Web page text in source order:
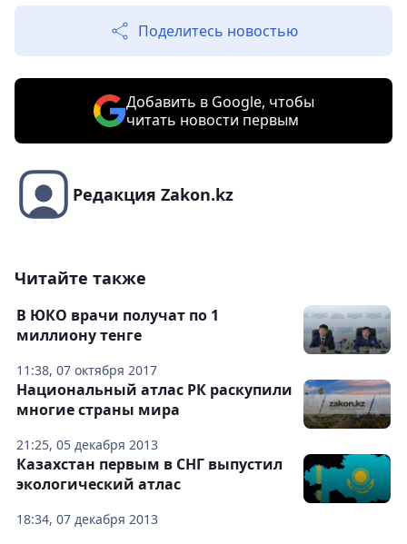
Поделитесь новостью
Добавить в Google, чтобы
читать новости первым
Редакция Zakon.kz
Читайте также
11:38, 07 октября 2017
В ЮКО врачи получат по 1
миллиону тенге
21:25, 05 декабря 2013
Национальный атлас РК раскупили
многие страны мира
18:34, 07 декабря 2013
Казахстан первым в СНГ выпустил
экологический атлас